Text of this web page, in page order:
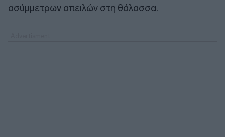
ασύμμετρων απειλών στη θάλασσα.